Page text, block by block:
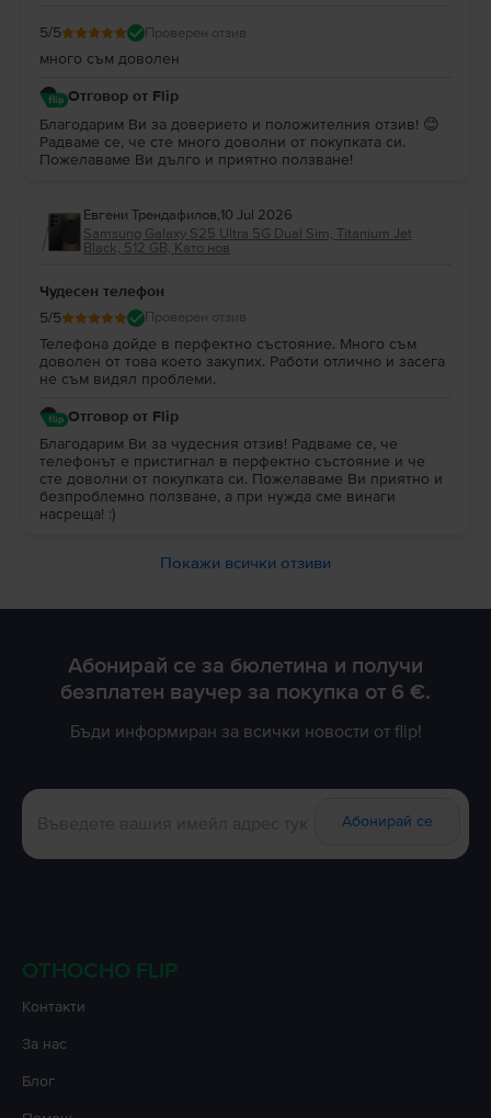
5/5 Проверен отзив
много съм доволен
Отговор от Flip
Благодарим Ви за доверието и положителния отзив! 😊
Радваме се, че сте много доволни от покупката си.
Пожелаваме Ви дълго и приятно ползване!
Евгени Трендафилов,10 Jul 2026
Samsung Galaxy S25 Ultra 5G Dual Sim, Titanium Jet
Black, 512 GB, Като нов
Чудесен телефон
5/5 Проверен отзив
Телефона дойде в перфектно състояние. Много съм
доволен от това което закупих. Работи отлично и засега
не съм видял проблеми.
Отговор от Flip
Благодарим Ви за чудесния отзив! Радваме се, че
телефонът е пристигнал в перфектно състояние и че
сте доволни от покупката си. Пожелаваме Ви приятно и
безпроблемно ползване, а при нужда сме винаги
насреща! :)
Покажи всички отзиви
Абонирай се за бюлетина и получи
безплатен ваучер за покупка от 6 €.
Бъди информиран за всички новости от flip!
Абонирай се
ОТНОСНО FLIP
Контакти
За нас
Блог